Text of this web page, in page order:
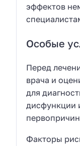
эффектов
Особые
Перед
врача и
для
дисфункции
Факторы